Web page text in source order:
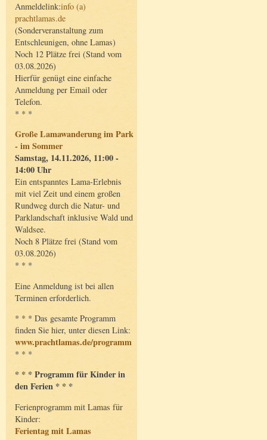
Anmeldelink:info (a)
prachtlamas.de
(Sonderveranstaltung zum
Entschleunigen, ohne Lamas)
Noch 12 Plätze frei (Stand vom
03.08.2026)
Hierfür genügt eine einfache
Anmeldung per Email oder
Telefon.
* * *
Große Lamawanderung im Park
- im Sommer
Samstag, 14.11.2026, 11:00 -
14:00 Uhr
Ein entspanntes Lama-Erlebnis
mit viel Zeit und einem großen
Rundweg durch die Natur- und
Parklandschaft inklusive Wald und
Waldsee.
Noch 8 Plätze frei (Stand vom
03.08.2026)
* * *
Eine Anmeldung ist bei allen
Terminen erforderlich.
* * * Das gesamte Programm
finden Sie hier, unter diesen Link:
www.prachtlamas.de/programm
* * *
* * * Programm für Kinder in
den Ferien * * *
Ferienprogramm mit Lamas für
Kinder:
Ferientag mit Lamas